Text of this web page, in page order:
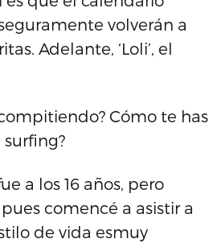
volverán a
Adelante, ‘Loli’, el
Cómo te has
a los 16 años, pero
comencé a asistir a
de vida esmuy